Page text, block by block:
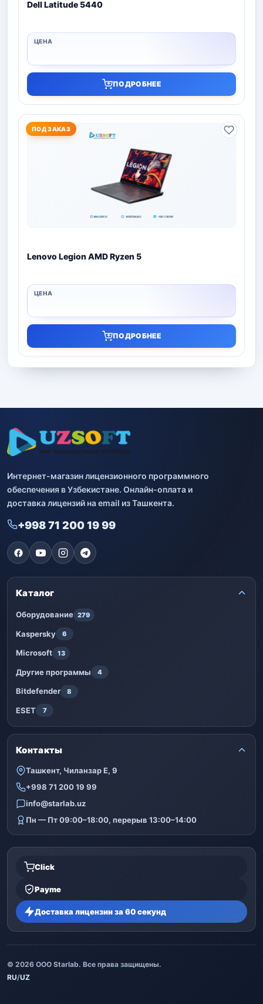
Dell Latitude 5440
ПОДРОБНЕЕ
ПОД ЗАКАЗ
Lenovo Legion AMD Ryzen 5
ПОДРОБНЕЕ
Интернет-магазин лицензионного программного
обеспечения в Узбекистане. Онлайн-оплата и
доставка лицензий на email из Ташкента.
+998 71 200 19 99
Каталог
Оборудование 279
Kaspersky 6
Microsoft 13
Другие программы 4
Bitdefender 8
ESET 7
Контакты
Ташкент, Чиланзар Е, 9
+998 71 200 19 99
info@starlab.uz
Пн — Пт 09:00–18:00, перерыв 13:00–14:00
Click
Payme
Доставка лицензии за 60 секунд
© 2026 ООО Starlab. Все права защищены.
RU/UZ